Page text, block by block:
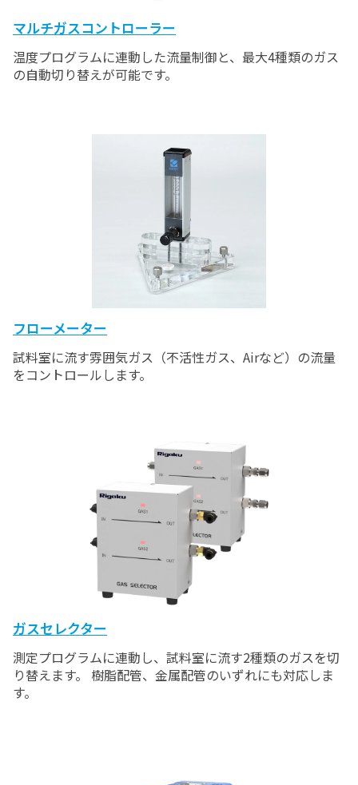
マルチガスコントローラー
温度プログラムに連動した流量制御と、最大4種類のガス
の自動切り替えが可能です。
フローメーター
試料室に流す雰囲気ガス（不活性ガス、Airなど）の流量
をコントロールします。
ガスセレクター
測定プログラムに連動し、試料室に流す2種類のガスを切
り替えます。 樹脂配管、金属配管のいずれにも対応しま
す。